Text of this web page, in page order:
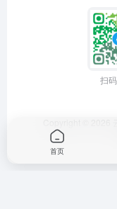
扫
首页